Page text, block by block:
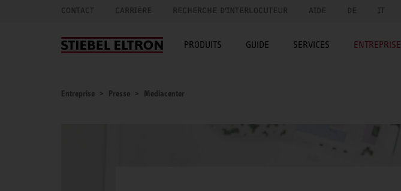
CONTACT CARRIÈRE RECHERCHE D'INTERLOCUTEUR AIDE DE IT
PRODUITS GUIDE SERVICES ENTREPRISE
Entreprise Presse Mediacenter